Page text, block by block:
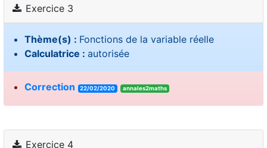
Exercice 3
Thème(s) : Fonctions de la variable réelle
Calculatrice : autorisée
Correction 22/02/2020 annales2maths
Exercice 4